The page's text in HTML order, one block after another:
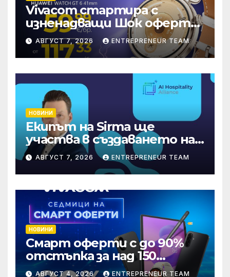
Vivacom стартира с
изненадващи Шок оферти
през август онлайн
АВГУСТ 7, 2026 ENTREPRENEUR TEAM
НОВИНИ
Екипът на Sirma ще
участва в създаването на
международните
стандарти за навлизане на
изкуствен интелект в
хотелиерството
АВГУСТ 7, 2026 ENTREPRENEUR TEAM
НОВИНИ
Смарт оферти с до 90%
отстъпка за над 150
устройства от Vivacom
АВГУСТ 4, 2026 ENTREPRENEUR TEAM